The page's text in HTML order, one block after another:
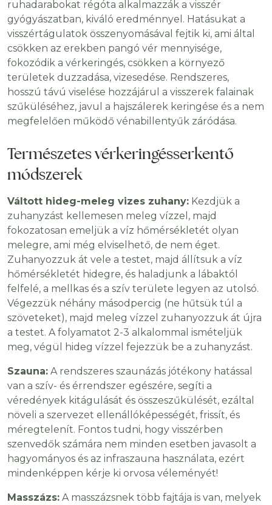
ruhadarabokat régóta alkalmazzák a visszér
gyógyászatban, kiváló eredménnyel. Hatásukat a
visszértágulatok összenyomásával fejtik ki, ami által
csökken az erekben pangó vér mennyisége,
fokozódik a vérkeringés, csökken a környező
területek duzzadása, vizesedése. Rendszeres,
hosszú távú viselése hozzájárul a visszerek falainak
szűküléséhez, javul a hajszálerek keringése és a nem
megfelelően működő vénabillentyűk záródása.
Természetes vérkeringésserkentő
módszerek
Váltott hideg-meleg vizes zuhany: Kezdjük a
zuhanyzást kellemesen meleg vízzel, majd
fokozatosan emeljük a víz hőmérsékletét olyan
melegre, ami még elviselhető, de nem éget.
Zuhanyozzuk át vele a testet, majd állítsuk a víz
hőmérsékletét hidegre, és haladjunk a lábaktól
felfelé, a mellkas és a szív területe legyen az utolsó.
Végezzük néhány másodpercig (ne hűtsük túl a
szöveteket), majd meleg vízzel zuhanyozzuk át újra
a testet. A folyamatot 2-3 alkalommal ismételjük
meg, végül hideg vízzel fejezzük be a zuhanyzást.
Szauna: A rendszeres szaunázás jótékony hatással
van a szív- és érrendszer egészére, segíti a
véredények kitágulását és összeszűkülését, ezáltal
növeli a szervezet ellenállóképességét, frissít, és
méregtelenít. Fontos tudni, hogy visszérben
szenvedők számára nem minden esetben javasolt a
hagyományos és az infraszauna használata, ezért
mindenképpen kérje ki orvosa véleményét!
Masszázs: A masszázsnek több fajtája is van, melyek